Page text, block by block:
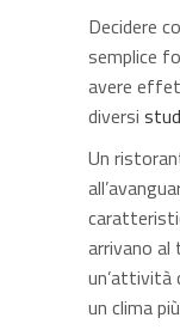
Decidere
semplice
avere
diversi
Un
arrivano
un’attività
un clima